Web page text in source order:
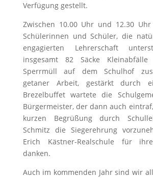
Verfügung gestellt.
Zwischen 10.00 Uhr und 12.30
Schülerinnen und Schüler, die
engagierten Lehrerschaft
insgesamt 82 Säcke
Sperrmüll auf dem Schulhof
getaner Arbeit, gestärkt durch
Brezelbuffet wartete die
Bürgermeister, der dann auch
kurzen Begrüßung durch
Schmitz die Siegerehrung
Erich Kästner-Realschule für
danken.
Auch im kommenden Jahr sind wir